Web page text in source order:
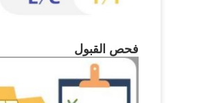
فحص القبول